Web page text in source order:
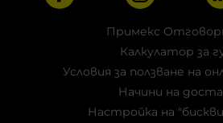
Примекс
Калкулатор за
Условия за ползване на
Начини на
Настройка на